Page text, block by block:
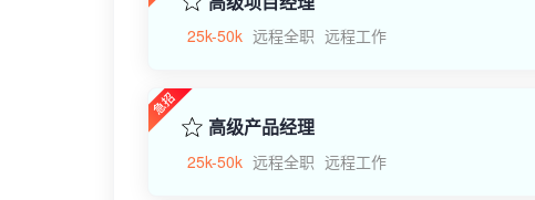
25k-50k 远程全职 远程工作
高级产品经理
25k-50k 远程全职 远程工作